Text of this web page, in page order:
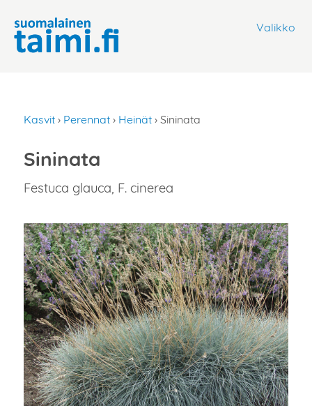
Valikko
Kasvit › Perennat › Heinät › Sininata
Sininata
Festuca glauca, F. cinerea